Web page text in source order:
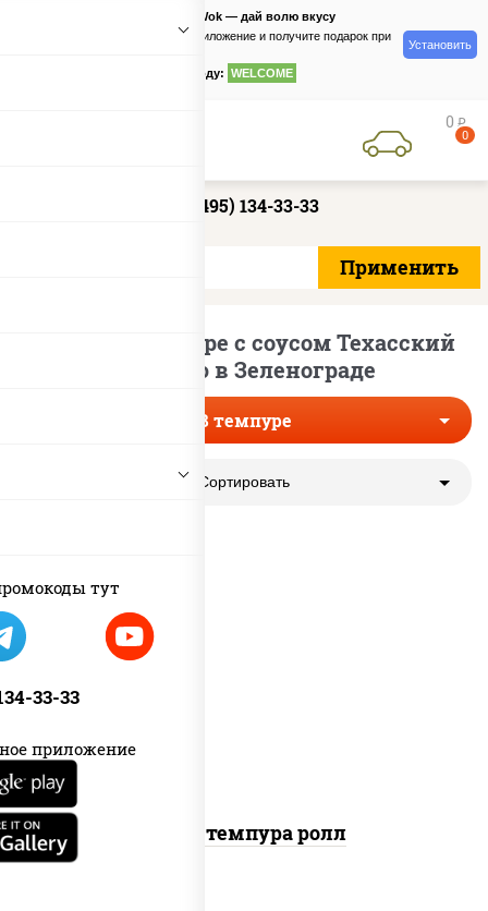
тут
33-33
приложение
PizzaSushiWok — дай волю вкусу
Скачайте приложение и получите подарок при
по промокоду: WELCOME
Установить
0 руб
0
+7 (495) 134-33-33
Роллы в темпуре с соусом Техасский
Барбекю в Зеленограде
В темпуре
Сортировать
рис, нори, бекон, соус "техасский
Бекон темпура ролл